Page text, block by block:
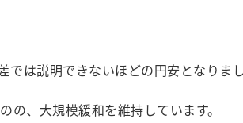
は説明できないほどの円安となりま
、大規模緩和を維持しています。